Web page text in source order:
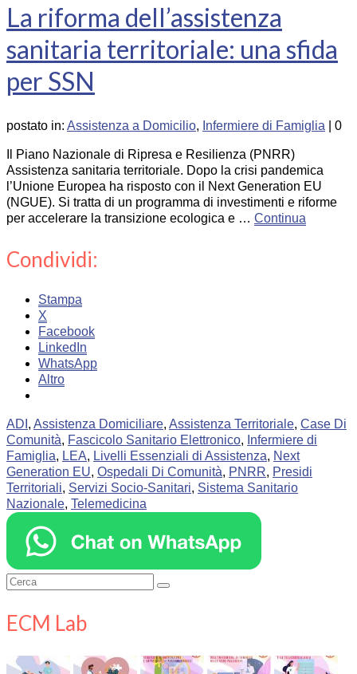
La riforma dell’assistenza
sanitaria territoriale: una sfida
per SSN
postato in: Assistenza a Domicilio, Infermiere di Famiglia 0
Il Piano Nazionale di Ripresa e Resilienza (PNRR)
Assistenza sanitaria territoriale. Dopo la crisi pandemica
l’Unione Europea ha risposto con il Next Generation EU
(NGUE). Si tratta di un programma di investimenti e riforme
per accelerare la transizione ecologica e … Continua
Condividi:
Stampa
X
Facebook
LinkedIn
WhatsApp
Altro
ADI , Assistenza Domiciliare, Assistenza Territoriale, Case Di
Comunità, Fascicolo Sanitario Elettronico, Infermiere di
Famiglia, LEA, Livelli Essenziali di Assistenza, Next
Generation EU, Ospedali Di Comunità, PNRR, Presidi
Territoriali, Servizi Socio-Sanitari, Sistema Sanitario
Nazionale, Telemedicina
Cerca:
ECM Lab